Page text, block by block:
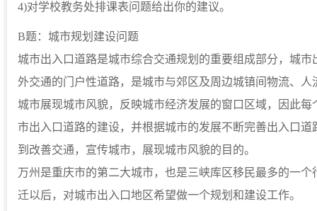
4)对学校教务处排课表问题给出你的建议。
B题：城市规划建设问题
城市出入口道路是城市综合交通规划的重要组成部分，城
外交通的门户性道路，是城市与郊区及周边城镇间物流、
城市展现城市风貌，反映城市经济发展的窗口区域，因此
市出入口道路的建设，并根据城市的发展不断完善出入口
到改善交通，宣传城市，展现城市风貌的目的。
万州是重庆市的第二大城市，也是三峡库区移民最多的一
迁以后，对城市出入口地区希望做一个规划和建设工作。